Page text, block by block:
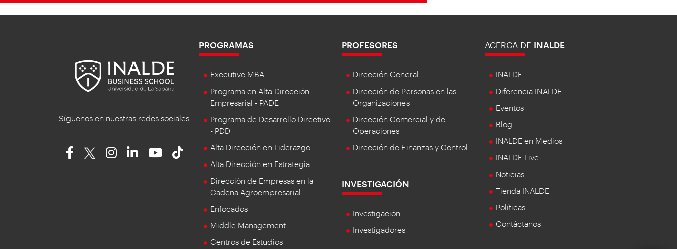
Síguenos en nuestras redes sociales
PROGRAMAS
Executive MBA
Programa en Alta Dirección
Empresarial - PADE
Programa de Desarrollo Directivo
- PDD
Alta Dirección en Liderazgo
Alta Dirección en Estrategia
Dirección de Empresas en la
Cadena Agroempresarial
Enfocados
Middle Management
Centros de Estudios
PROFESORES
Dirección General
Dirección de Personas en las
Organizaciones
Dirección Comercial y de
Operaciones
Dirección de Finanzas y Control
INVESTIGACIÓN
Investigación
Investigadores
ACERCA DE INALDE
INALDE
Diferencia INALDE
Eventos
Blog
INALDE en Medios
INALDE Live
Noticias
Tienda INALDE
Políticas
Contáctanos